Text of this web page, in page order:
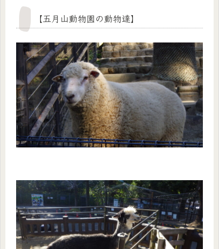
【五月山動物園の動物達】